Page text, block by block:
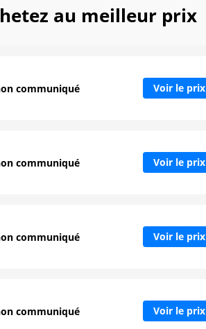
au meilleur prix
communiqué Voir le prix
communiqué Voir le prix
communiqué Voir le prix
communiqué Voir le prix